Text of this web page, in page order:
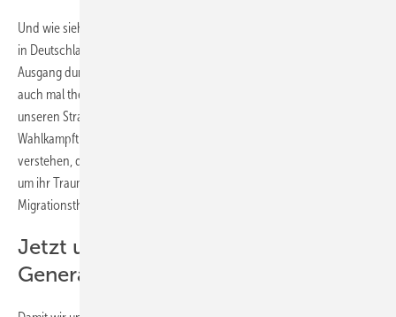
Und wie sieht es mit der Gefahr durch Migration aus? 2023 wurden
in Deutschland 155 Frauen Opfer von Gewalttaten mit tödlichem
Ausgang durch ihre Partner oder früheren Partner. Das könnte man
auch mal thematisieren.
unseren Straßen. Aber sichere Radwege und Tempolimit sind keine
Wahlkampfthemen. Und noch etwas: Es sollte sich heute von selbst
verstehen, dass traumatisierte Geflüchtete Hilfe bekommen sollten,
um ihr Trauma zu überwinden. Soviel nur zur leidigen
Migrationsthematik als verfehltes Kurzfristthema der Politik.
Jetzt umsteuern für künftige
Generationen